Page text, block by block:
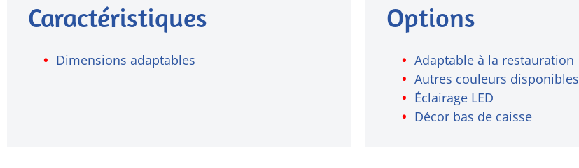
Caractéristiques
Dimensions adaptables
Options
Adaptable à la restauration
Autres couleurs disponibles
Éclairage LED
Décor bas de caisse